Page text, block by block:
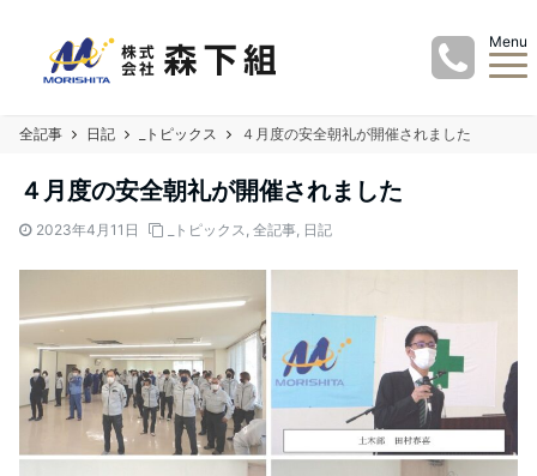
Menu
全記事 日記 _トピックス ４月度の安全朝礼が開催されました
４月度の安全朝礼が開催されました
2023年4月11日 _トピックス, 全記事, 日記